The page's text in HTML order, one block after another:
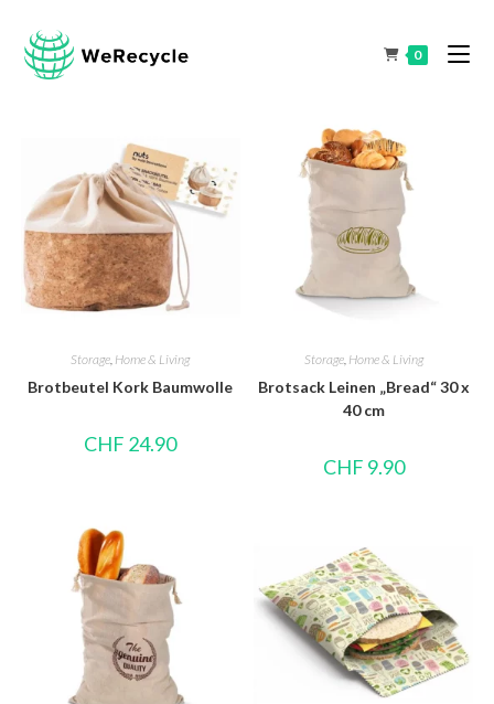
0
Storage, Home & Living
Brotbeutel Kork Baumwolle
CHF 24.90
Storage, Home & Living
Brotsack Leinen „Bread“ 30 x
40 cm
CHF 9.90